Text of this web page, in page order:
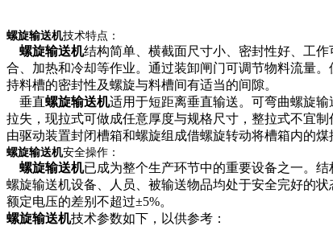
螺旋输送机技术特点：
螺旋输送机结构简单、横截面尺寸小、密封性好、工
合、加热和冷却等作业。通过装卸闸门可调节物料流量
持料槽的密封性及螺旋与料槽间有适当的间隙。
垂直螺旋输送机适用于短距离垂直输送。可弯曲螺旋
拉失，现拉式可做成任意厚度与规格尺寸，整拉式不宜制
由驱动装置封闭槽箱和螺旋组成借螺旋转动将槽箱内的煤
螺旋输送机安全操作：
螺旋输送机已成为整个生产环节中的重要设备之一。
螺旋输送机设备、人员、被输送物品均处于安全完好的
额定电压的差别不超过±5%。
螺旋输送机技术参数如下，以供参考：